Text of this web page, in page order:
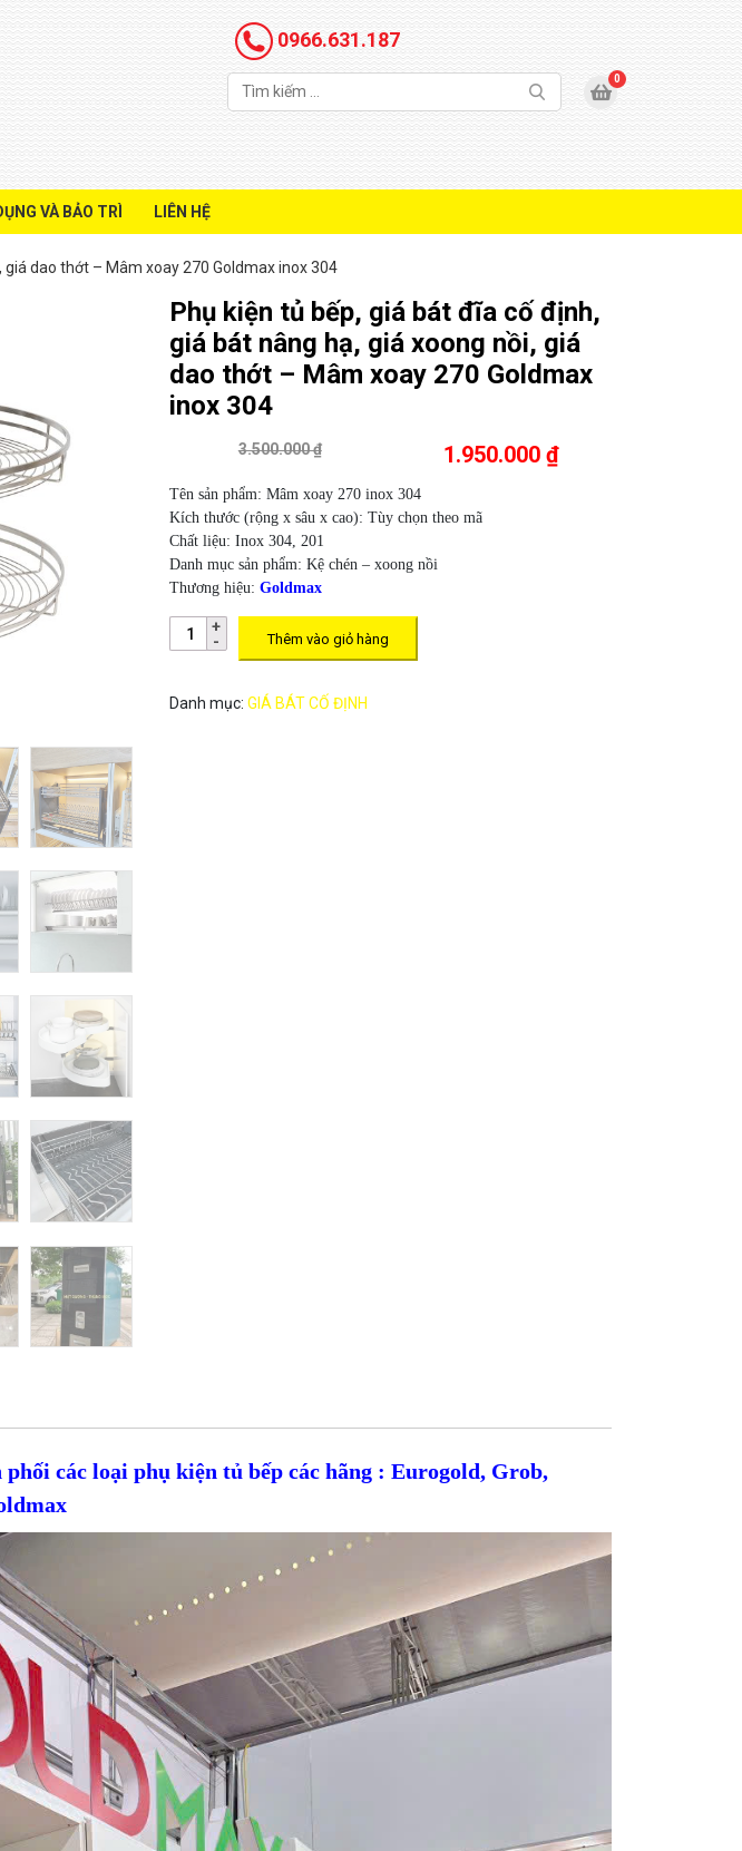
0966.631.187
VÀ BẢO TRÌ LIÊN HỆ
giá dao thớt – Mâm xoay 270 Goldmax inox 304
Phụ kiện tủ bếp, giá bát đĩa cố định,
giá bát nâng hạ, giá xoong nồi, giá
dao thớt – Mâm xoay 270 Goldmax
inox 304
3.500.000 ₫ 1.950.000 ₫
Tên sản phẩm: Mâm xoay 270 inox 304
Kích thước (rộng x sâu x cao): Tùy chọn theo mã
Chất liệu: Inox 304, 201
Danh mục sản phẩm: Kệ chén – xoong nồi
Thương hiệu:Goldmax
Thêm vào giỏ hàng
Danh mục:GIÁ BÁT CỐ ĐỊNH
các loại phụ kiện tủ bếp các hãng : Eurogold, Grob,